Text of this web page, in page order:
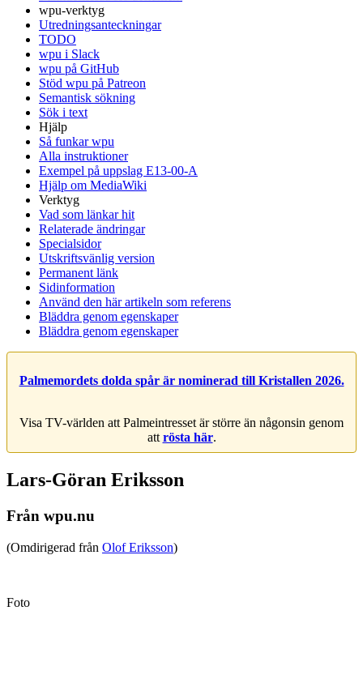
wpu-verktyg
Utredningsanteckningar
TODO
wpu i Slack
wpu på GitHub
Stöd wpu på Patreon
Semantisk sökning
Sök i text
Hjälp
Så funkar wpu
Alla instruktioner
Exempel på uppslag E13-00-A
Hjälp om MediaWiki
Verktyg
Vad som länkar hit
Relaterade ändringar
Specialsidor
Utskriftsvänlig version
Permanent länk
Sidinformation
Använd den här artikeln som referens
Bläddra genom egenskaper
Bläddra genom egenskaper
Palmemordets dolda spår är nominerad till Kristallen 2026.
Visa TV-världen att Palmeintresset är större än någonsin genom
att rösta här.
Lars-Göran Eriksson
Från wpu.nu
(Omdirigerad från Olof Eriksson)
Foto